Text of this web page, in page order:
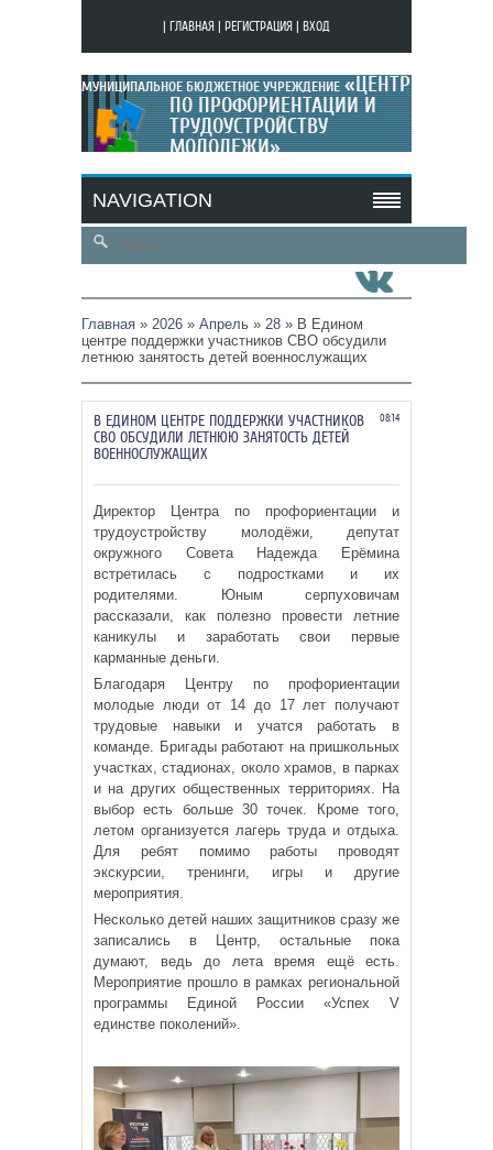
ГЛАВНАЯ РЕГИСТРАЦИЯ ВХОД
МУНИЦИПАЛЬНОЕ БЮДЖЕТНОЕ УЧРЕЖДЕНИЕ «ЦЕНТР
ПО ПРОФОРИЕНТАЦИИ И
ТРУДОУСТРОЙСТВУ
МОЛОДЕЖИ»
NAVIGATION
Главная » 2026 » Апрель » 28 » В Едином
центре поддержки участников СВО обсудили
летнюю занятость детей военнослужащих
08:14
В ЕДИНОМ ЦЕНТРЕ ПОДДЕРЖКИ УЧАСТНИКОВ
СВО ОБСУДИЛИ ЛЕТНЮЮ ЗАНЯТОСТЬ ДЕТЕЙ
ВОЕННОСЛУЖАЩИХ
Директор Центра по профориентации и
трудоустройству молодёжи, депутат
окружного Совета Надежда Ерёмина
встретилась с подростками и их
родителями. Юным серпуховичам
рассказали, как полезно провести летние
каникулы и заработать свои первые
карманные деньги.
Благодаря Центру по профориентации
молодые люди от 14 до 17 лет получают
трудовые навыки и учатся работать в
команде. Бригады работают на пришкольных
участках, стадионах, около храмов, в парках
и на других общественных территориях. На
выбор есть больше 30 точек. Кроме того,
летом организуется лагерь труда и отдыха.
Для ребят помимо работы проводят
экскурсии, тренинги, игры и другие
мероприятия.
Несколько детей наших защитников сразу же
записались в Центр, остальные пока
думают, ведь до лета время ещё есть.
Мероприятие прошло в рамках региональной
программы Единой России «Успех V
единстве поколений».